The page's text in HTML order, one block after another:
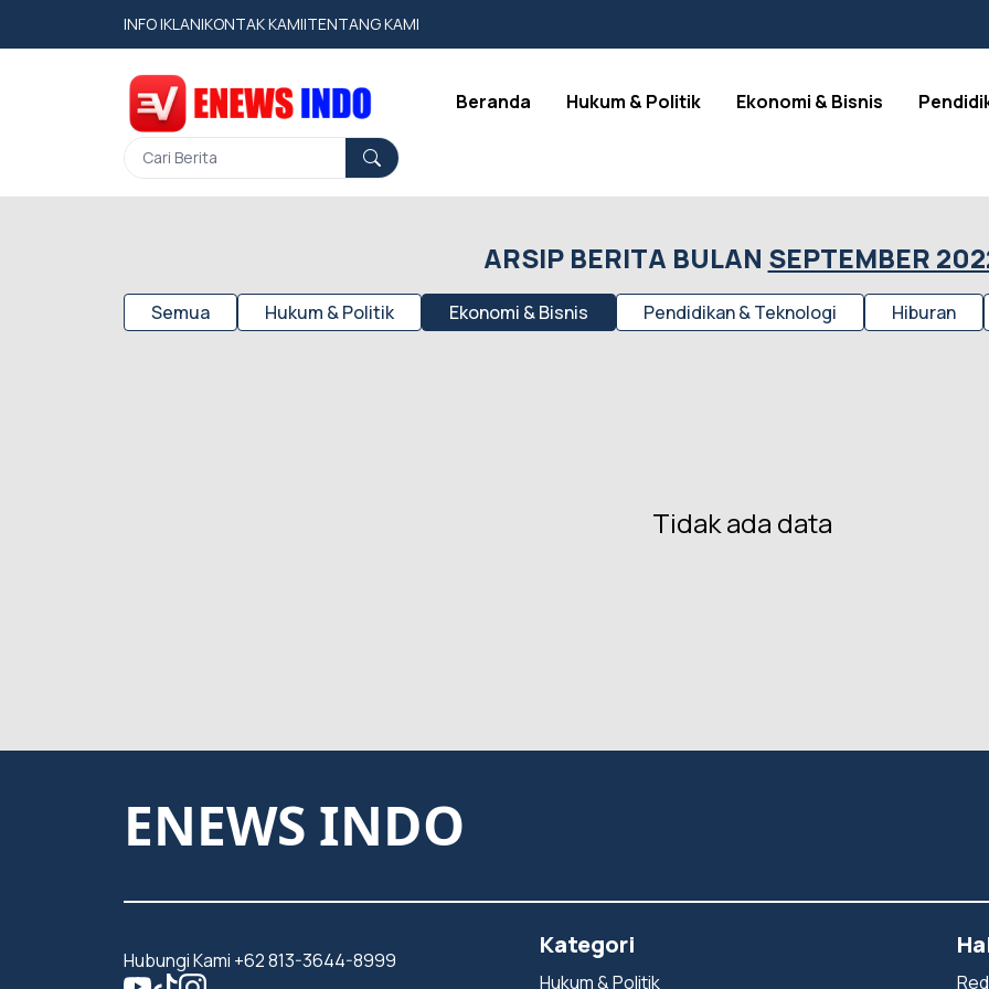
INFO IKLAN|KONTAK KAMI|TENTANG KAMI
Beranda Hukum & Politik Ekonomi & Bisnis
ARSIP BERITA BULAN SEPTEMBER
Semua Hukum & Politik Ekonomi & Bisnis Pendidikan & Teknologi Hiburan
Tidak ada data
ENEWS INDO
Hubungi Kami +62 813-3644-8999
Kategori
Hukum & Politik